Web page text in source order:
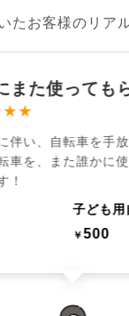
たお客様のリア
また使っても
伴い、自転車を手
車を、また誰かに
！
子ども用
￥500